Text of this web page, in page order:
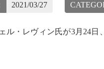
2021/03/27
ル・レヴィン氏が3月24日